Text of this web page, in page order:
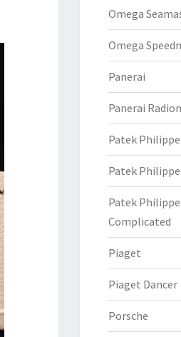
Omega
Omega
Panerai
Panerai
Patek Philippe
Patek
Patek Philippe
Complicated
Piaget
Piaget Dancer
Porsche